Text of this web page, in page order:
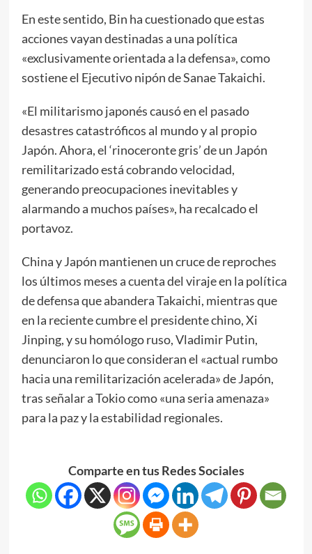
En este sentido, Bin ha cuestionado que estas
acciones vayan destinadas a una política
«exclusivamente orientada a la defensa», como
sostiene el Ejecutivo nipón de Sanae Takaichi.
«El militarismo japonés causó en el pasado
desastres catastróficos al mundo y al propio
Japón. Ahora, el ‘rinoceronte gris’ de un Japón
remilitarizado está cobrando velocidad,
generando preocupaciones inevitables y
alarmando a muchos países», ha recalcado el
portavoz.
China y Japón mantienen un cruce de reproches
los últimos meses a cuenta del viraje en la política
de defensa que abandera Takaichi, mientras que
en la reciente cumbre el presidente chino, Xi
Jinping, y su homólogo ruso, Vladimir Putin,
denunciaron lo que consideran el «actual rumbo
hacia una remilitarización acelerada» de Japón,
tras señalar a Tokio como «una seria amenaza»
para la paz y la estabilidad regionales.
Comparte en tus Redes Sociales